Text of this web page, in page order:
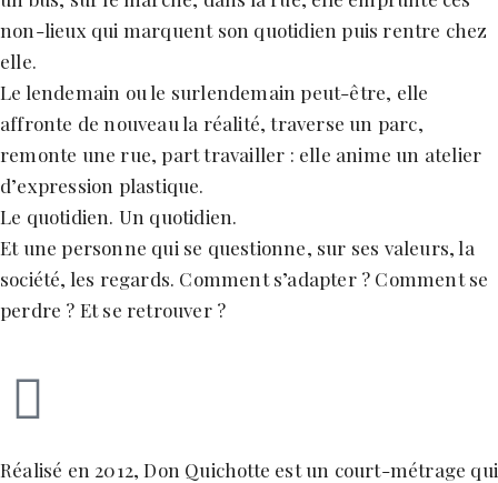
non-lieux qui marquent son quotidien puis rentre chez
elle.
Le lendemain ou le surlendemain peut-être, elle
affronte de nouveau la réalité, traverse un parc,
remonte une rue, part travailler : elle anime un atelier
d’expression plastique.
Le quotidien. Un quotidien.
Et une personne qui se questionne, sur ses valeurs, la
société, les regards. Comment s’adapter ? Comment se
perdre ? Et se retrouver ?
Réalisé en 2012, Don Quichotte est un court-métrage qui